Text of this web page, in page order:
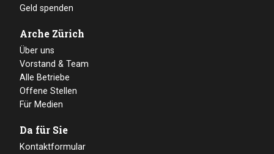
Geld spenden
Arche Zürich
Über uns
Vorstand & Team
Alle Betriebe
Offene Stellen
Für Medien
Da für Sie
Kontaktformular